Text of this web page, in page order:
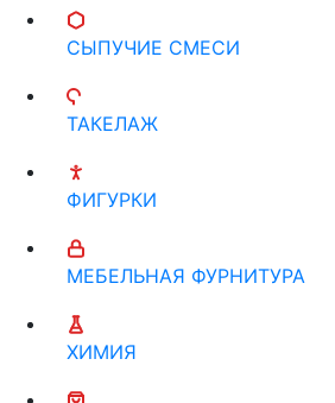
СЫПУЧИЕ СМЕСИ
ТАКЕЛАЖ
ФИГУРКИ
МЕБЕЛЬНАЯ ФУРНИТУРА
ХИМИЯ